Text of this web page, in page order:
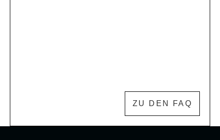
ZU DEN FAQ